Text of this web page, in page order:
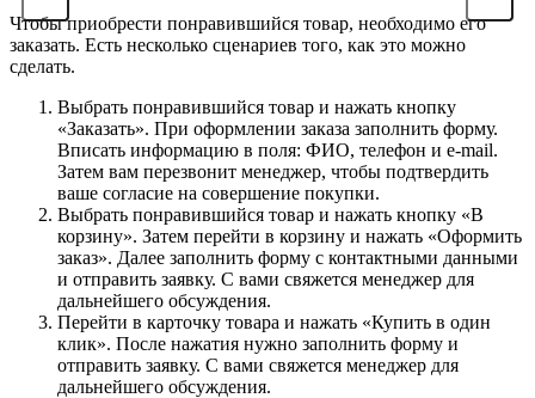
Чтобы приобрести понравившийся товар, необходимо его
заказать. Есть несколько сценариев того, как это можно
сделать.
Выбрать понравившийся товар и нажать кнопку
«Заказать». При оформлении заказа заполнить форму.
Вписать информацию в поля: ФИО, телефон и e-mail.
Затем вам перезвонит менеджер, чтобы подтвердить
ваше согласие на совершение покупки.
Выбрать понравившийся товар и нажать кнопку «В
корзину». Затем перейти в корзину и нажать «Оформить
заказ». Далее заполнить форму с контактными данными
и отправить заявку. С вами свяжется менеджер для
дальнейшего обсуждения.
Перейти в карточку товара и нажать «Купить в один
клик». После нажатия нужно заполнить форму и
отправить заявку. С вами свяжется менеджер для
дальнейшего обсуждения.